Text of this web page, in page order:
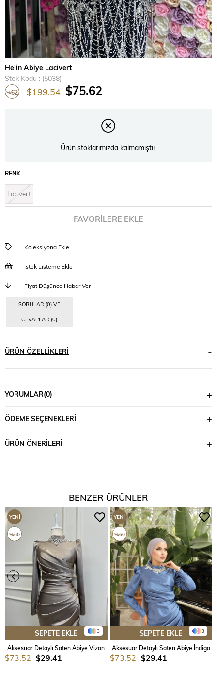
Helin Abiye Lacivert
Stok Kodu
(5038)
%62 $199.54 $75.62
Ürün stoklarımızda kalmamıştır.
RENK
Lacivert
FAVORILERE EKLE
Koleksiyona Ekle
İstek Listeme Ekle
Fiyat Düşünce Haber Ver
SORULAR (0) VE
CEVAPLAR (0)
ÜRÜN ÖZELLIKLERI
YORUMLAR(0)
ÖDEME SEÇENEKLERI
ÜRÜN ÖNERILERI
BENZER ÜRÜNLER
3
SEPETE EKLE
Aksesuar Detaylı Saten Abiye Vizon
$29.41
$73.52
YENI
ÜRÜN
%60
3
SEPETE EKLE
Aksesuar Detaylı Saten Abiye İndigo
$29.41
$73.52
YENI
ÜRÜN
%60